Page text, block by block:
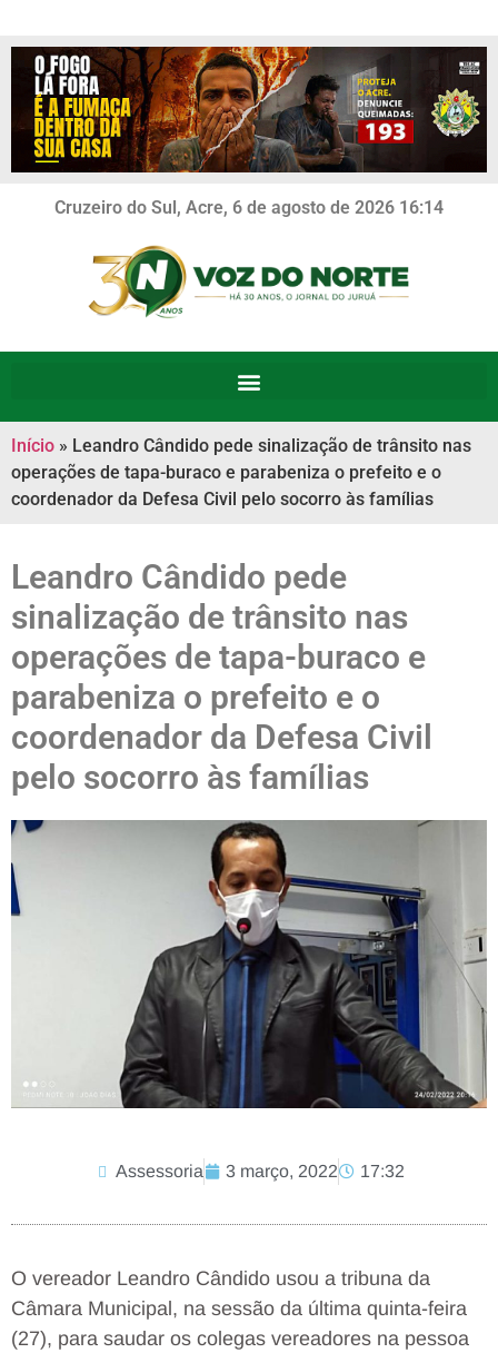
Cruzeiro do Sul, Acre, 6 de agosto de 2026 16:14
Início » Leandro Cândido pede sinalização de trânsito nas
operações de tapa-buraco e parabeniza o prefeito e o
coordenador da Defesa Civil pelo socorro às famílias
Leandro Cândido pede
sinalização de trânsito nas
operações de tapa-buraco e
parabeniza o prefeito e o
coordenador da Defesa Civil
pelo socorro às famílias
Assessoria 3 março, 2022 17:32
O vereador Leandro Cândido usou a tribuna da
Câmara Municipal, na sessão da última quinta-feira
(27), para saudar os colegas vereadores na pessoa